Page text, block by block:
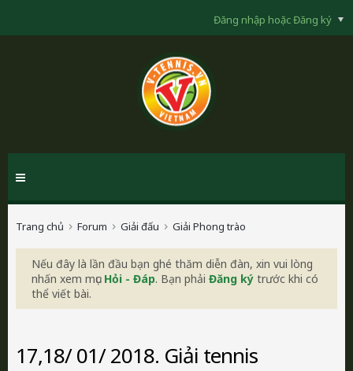
Đăng nhập hoặc Đăng ký
Trang chủ Forum Giải đấu Giải Phong trào
Nếu đây là lần đầu bạn ghé thăm diễn đàn, xin vui lòng
nhấn xem mục Hỏi - Đáp. Bạn phải Đăng ký trước khi có
thể viết bài.
17,18/ 01/ 2018. Giải tennis